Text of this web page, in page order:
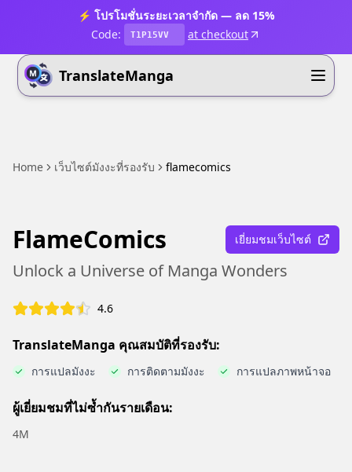
⚡ โปรโมชั่นระยะเวลาจำกัด — ลด 15%
Code:
T1P15VV at checkout
TranslateManga
Home เว็บไซต์มังงะที่รองรับ flamecomics
FlameComics เยี่ยมชมเว็บไซต์
Unlock a Universe of Manga Wonders
4.6
TranslateManga คุณสมบัติที่รองรับ:
การแปลมังงะ การติดตามมังงะ การแปลภาพหน้าจอ
ผู้เยี่ยมชมที่ไม่ซ้ำกันรายเดือน:
4M